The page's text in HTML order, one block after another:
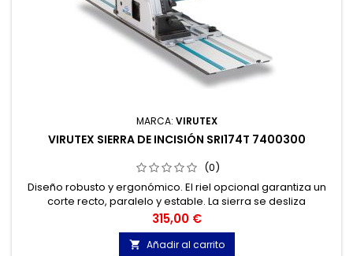
MARCA: VIRUTEX
VIRUTEX SIERRA DE INCISIÓN SRI174T 7400300
(0)
Diseño robusto y ergonómico. El riel opcional garantiza un
corte recto, paralelo y estable. La sierra se desliza
directamente sobre el riel sin necesidad de accesorios
intermedios.
Precio
315,00 €
 Añadir al carrito